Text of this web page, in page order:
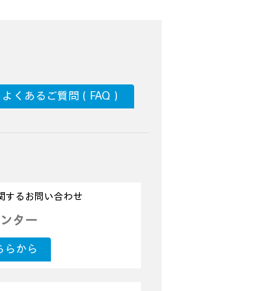
よくあるご質問（FAQ）
するお問い合わせ
ター
らから